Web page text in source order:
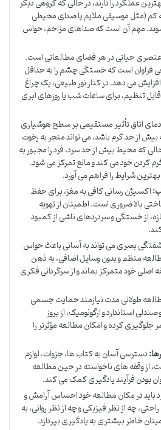
کم (مثل موسیقی ملایم یا صدای محیطی
مهم آن است که صداهای مزاحم، حواس
عنصری حیاتی در هر فضای مطالعاتی است.
فراوان است که خستگی چشم را به حداقل
می دهد. در کنار نور طبیعی، یک چراغ
تنظیم، برای ساعات شب یا روزهای ابری
دمای اتاق تأثیر مستقیمی بر سطح هوشیاری
از حد گرم باشد، می تواند منجر به رخوت
که محیط بیش از حد سرد، فرد را مجبور به
کردن خود می کند و مانع تمرکز می شود.
شرایط را فراهم می آورد.
اکسیژن رسانی کافی به مغز، برای حفظ
بالا ضروری است. اطمینان از تهویه
از خستگی و سردردهای ناشی از کمبود
بصری می تواند به آسانی باعث حواس
منظم و بدون وسایل اضافی، به ذهن
خود متمرکز بماند و از سرگردانی فکری
طولانی مدت نیازمند حمایت جسمی
استاندارد و ارگونومیک، از بروز
کرده و امکان مطالعه مؤثرتر را
دسترسی آسان به کتاب ها، جزوات، لوازم
از وقفه های ناخواسته در حین مطالعه
بودن فرآیند یادگیری کمک می کند.
باید در مکان مطالعه خود احساس آرامش و
چه از نظر فیزیکی و چه از نظر روانی، به
خاطر بیشتری به یادگیری بپردازد.